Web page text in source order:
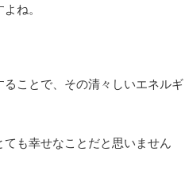
ね。
ことで、その清々しいエネルギ
も幸せなことだと思いません